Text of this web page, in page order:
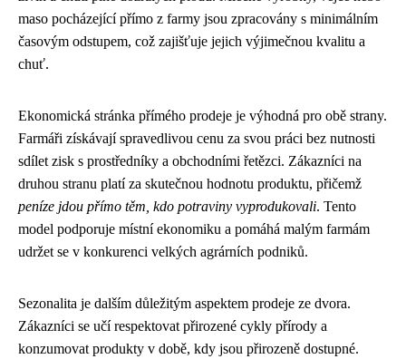
maso pocházející přímo z farmy jsou zpracovány s minimálním
časovým odstupem, což zajišťuje jejich výjimečnou kvalitu a
chuť.
Ekonomická stránka přímého prodeje je výhodná pro obě strany.
Farmáři získávají spravedlivou cenu za svou práci bez nutnosti
sdílet zisk s prostředníky a obchodními řetězci. Zákazníci na
druhou stranu platí za skutečnou hodnotu produktu, přičemž
peníze jdou přímo těm, kdo potraviny vyprodukovali. Tento
model podporuje místní ekonomiku a pomáhá malým farmám
udržet se v konkurenci velkých agrárních podniků.
Sezonalita je dalším důležitým aspektem prodeje ze dvora.
Zákazníci se učí respektovat přirozené cykly přírody a
konzumovat produkty v době, kdy jsou přirozeně dostupné.